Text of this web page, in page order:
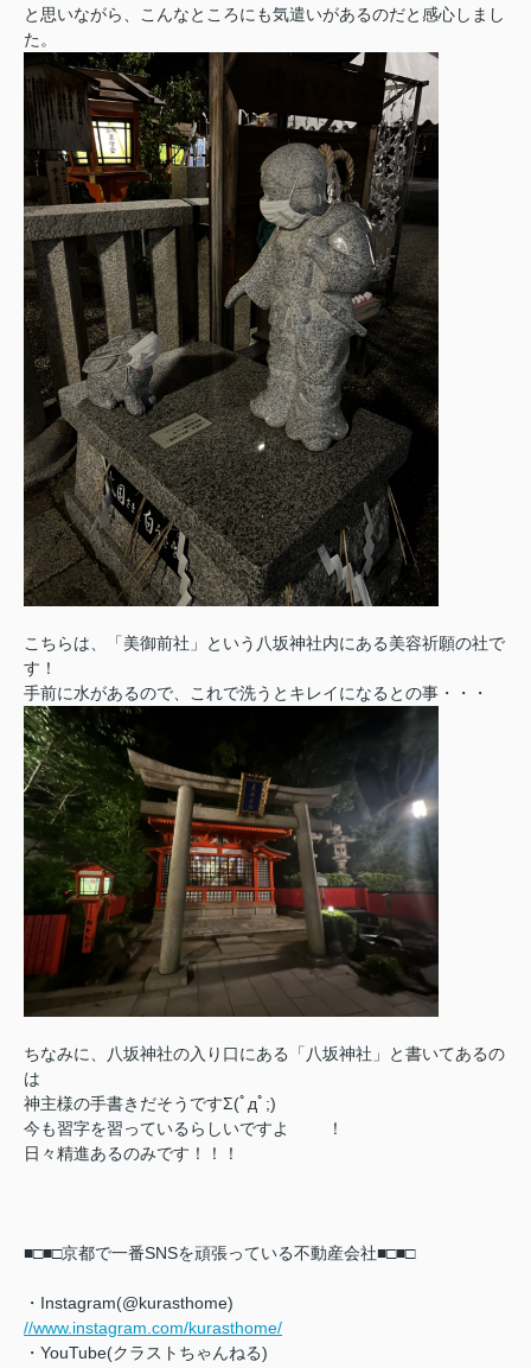
と思いながら、こんなところにも気遣いがあるのだと感心しまし
た。
こちらは、「美御前社」という八坂神社内にある美容祈願の社で
す！
手前に水があるので、これで洗うとキレイになるとの事・・・
ちなみに、八坂神社の入り口にある「八坂神社」と書いてあるの
は
神主様の手書きだそうですΣ(ﾟдﾟ;)
今も習字を習っているらしいですよ
！
日々精進あるのみです！！！
■□■□京都で一番SNSを頑張っている不動産会社■□■□
・Instagram(@kurasthome)
//www.instagram.com/kurasthome/
・YouTube(クラストちゃんねる)